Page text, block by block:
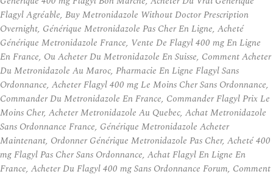
Flagyl Agréable, Buy Metronidazole Without Doctor Prescription
Overnight, Générique Metronidazole Pas Cher En Ligne, Acheté
Générique Metronidazole France, Vente De Flagyl 400 mg En Ligne
En France, Ou Acheter Du Metronidazole En Suisse, Comment Acheter
Du Metronidazole Au Maroc, Pharmacie En Ligne Flagyl Sans
Ordonnance, Acheter Flagyl 400 mg Le Moins Cher Sans Ordonnance,
Commander Du Metronidazole En France, Commander Flagyl Prix Le
Moins Cher, Acheter Metronidazole Au Quebec, Achat Metronidazole
Sans Ordonnance France, Générique Metronidazole Acheter
Maintenant, Ordonner Générique Metronidazole Pas Cher, Acheté 400
mg Flagyl Pas Cher Sans Ordonnance, Achat Flagyl En Ligne En
France, Acheter Du Flagyl 400 mg Sans Ordonnance Forum, Comment